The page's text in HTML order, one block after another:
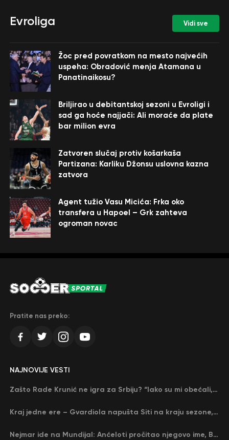
Evroliga Vidi sve
Žoc pred povratkom na mesto najvećih
uspeha: Obradović menja Atamana u
Panatinaikosu?
Briljirao u debitantskoj sezoni u Evroligi i
sad ga hoće najjači: Ali moraće da plate
bar milion evra
Zatvoren slučaj protiv košarkaša
Partizana: Karliku Džonsu uslovna kazna
zatvora
Agent tužio Vasu Micića: Frka oko
transfera u Hapoel – Grk zahteva
ogroman novac
Pratite nas preko:
NAJNOVIJE VESTI
Zašto Rade Krunić ne igra za Srbiju? “Iako su mi obećali, niko me nije zvao…”
Kraj jedne ere – Gvardiola napušta Siti na kraju sezone, menja ga njegov nekadašnji rival
Nejmar ide na Mundijal: Anćeloti pročitao njegovo ime, Brazil u delirijumu (VIDEO)